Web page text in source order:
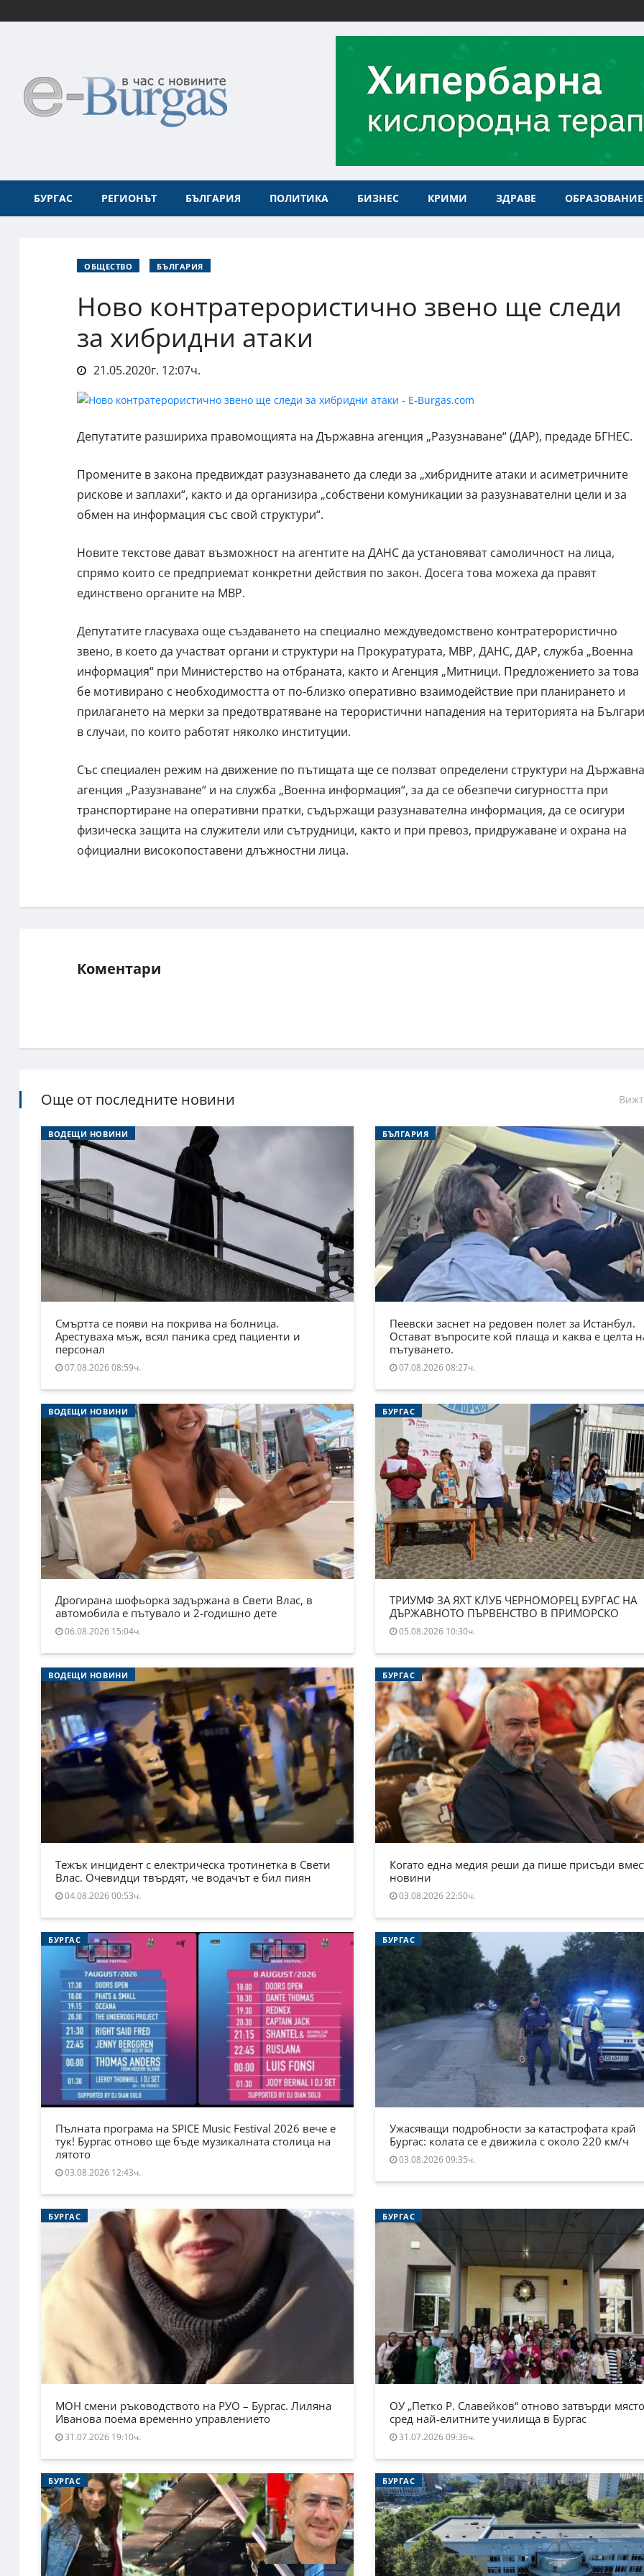
БУРГАС РЕГИОНЪТ БЪЛГАРИЯ ПОЛИТИКА БИЗНЕС КРИМИ ЗДРАВЕ ОБРАЗОВАНИЕ
ОБЩЕСТВО БЪЛГАРИЯ
Ново контратерористично звено ще следи
за хибридни атаки
21.05.2020г. 12:07ч.
Депутатите разшириха правомощията на Държавна агенция „Разузнаване“ (ДАР), предаде БГНЕС.
Промените в закона предвиждат разузнаването да следи за „хибридните атаки и асиметричните
рискове и заплахи“, както и да организира „собствени комуникации за разузнавателни цели и за
обмен на информация със свой структури“.
Новите текстове дават възможност на агентите на ДАНС да установяват самоличност на лица,
спрямо които се предприемат конкретни действия по закон. Досега това можеха да правят
единствено органите на МВР.
Депутатите гласуваха още създаването на специално междуведомствено контратерористично
звено, в което да участват органи и структури на Прокуратурата, МВР, ДАНС, ДАР, служба „Военна
информация“ при Министерство на отбраната, както и Агенция „Митници. Предложението за това
бе мотивирано с необходимостта от по-близко оперативно взаимодействие при планирането и
прилагането на мерки за предотвратяване на терористични нападения на територията на
в случаи, по които работят няколко институции.
Със специален режим на движение по пътищата ще се ползват определени структури на Държавна
агенция „Разузнаване“ и на служба „Военна информация“, за да се обезпечи сигурността при
транспортиране на оперативни пратки, съдържащи разузнавателна информация, да се осигури
физическа защита на служители или сътрудници, както и при превоз, придружаване и охрана на
официални високопоставени длъжностни лица.
Коментари
Още от последните новини
ВОДЕЩИ НОВИНИ
Смъртта се появи на покрива на болница.
Арестуваха мъж, всял паника сред пациенти и
персонал
07.08.2026 08:59ч.
БЪЛГАРИЯ
Пеевски заснет на редовен полет за Истанбул.
Остават въпросите кой плаща и каква е целта
пътуването.
07.08.2026 08:27ч.
ВОДЕЩИ НОВИНИ
Дрогирана шофьорка задържана в Свети Влас, в
автомобила е пътувало и 2-годишно дете
06.08.2026 15:04ч.
БУРГАС
ТРИУМФ ЗА ЯХТ КЛУБ ЧЕРНОМОРЕЦ БУРГАС НА
ДЪРЖАВНОТО ПЪРВЕНСТВО В ПРИМОРСКО
05.08.2026 10:30ч.
ВОДЕЩИ НОВИНИ
Тежък инцидент с електрическа тротинетка в Свети
Влас. Очевидци твърдят, че водачът е бил пиян
04.08.2026 00:53ч.
БУРГАС
Когато една медия реши да пише присъди
новини
03.08.2026 22:50ч.
БУРГАС
Пълната програма на SPICE Music Festival 2026 вече е
тук! Бургас отново ще бъде музикалната столица на
лятото
03.08.2026 12:43ч.
БУРГАС
Ужасяващи подробности за катастрофата край
Бургас: колата се е движила с около 220 км/ч
03.08.2026 09:35ч.
БУРГАС
МОН смени ръководството на РУО – Бургас. Лиляна
Иванова поема временно управлението
31.07.2026 19:10ч.
БУРГАС
ОУ „Петко Р. Славейков“ отново затвърди
сред най-елитните училища в Бургас
31.07.2026 09:36ч.
БУРГАС БУРГАС